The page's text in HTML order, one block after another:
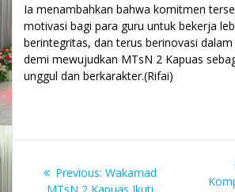
Ia menambahkan bahwa komitmen
motivasi bagi para guru untuk bekerja
berintegritas, dan terus berinovasi
demi mewujudkan MTsN 2 Kapuas
unggul dan berkarakter.(Rifai)
Previous: Previous
post:
Wakamad